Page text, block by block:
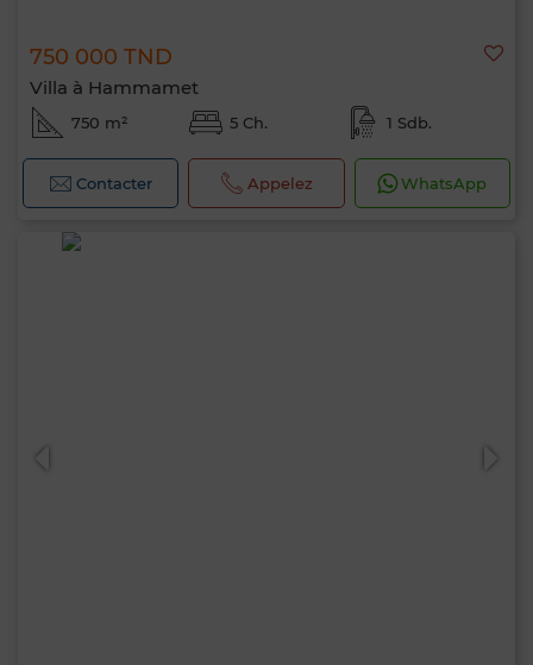
750 000 TND
Villa à Hammamet
750 m² 5 Ch. 1 Sdb.
Contacter Appelez WhatsApp